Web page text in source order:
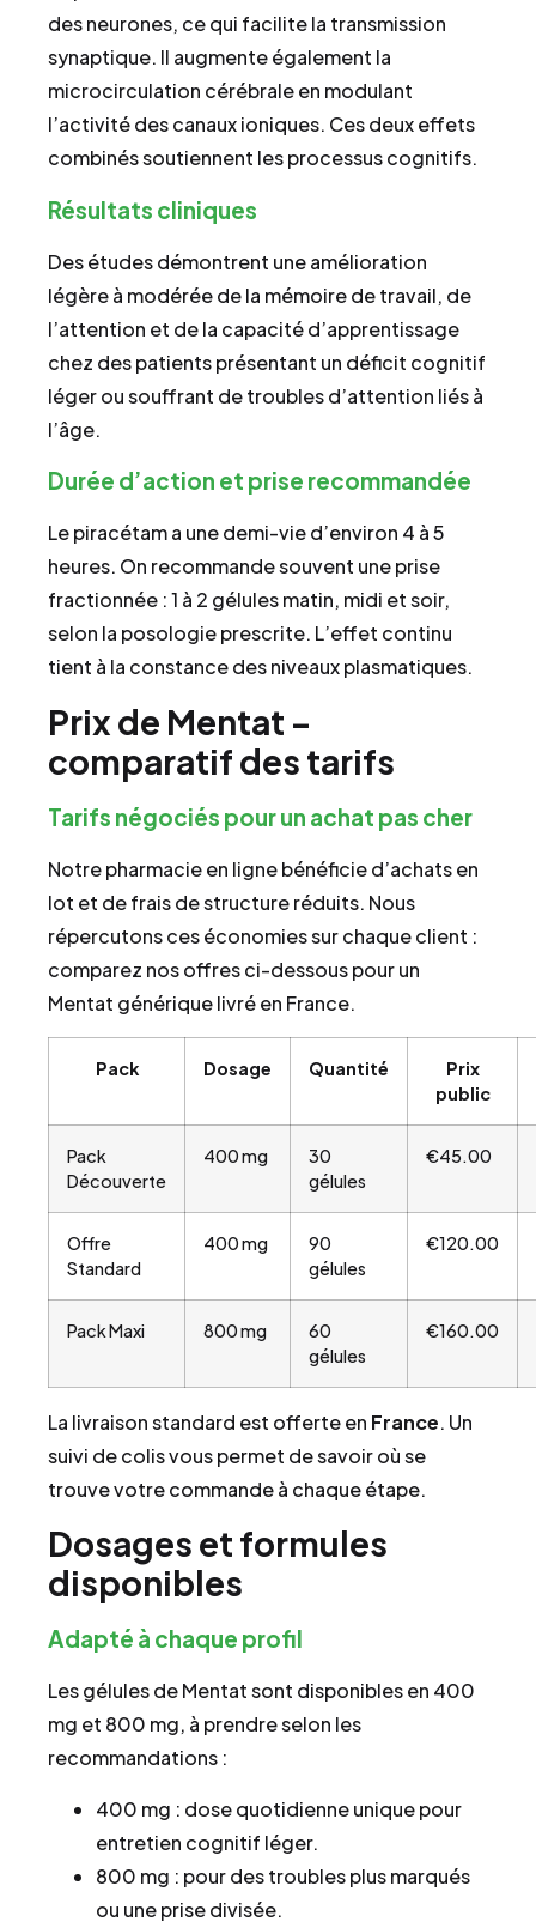
des neurones, ce qui facilite la transmission
synaptique. Il augmente également la
microcirculation cérébrale en modulant
l’activité des canaux ioniques. Ces deux effets
combinés soutiennent les processus cognitifs.
Résultats cliniques
Des études démontrent une amélioration
légère à modérée de la mémoire de travail, de
l’attention et de la capacité d’apprentissage
chez des patients présentant un déficit cognitif
léger ou souffrant de troubles d’attention liés à
l’âge.
Durée d’action et prise recommandée
Le piracétam a une demi-vie d’environ 4 à 5
heures. On recommande souvent une prise
fractionnée : 1 à 2 gélules matin, midi et soir,
selon la posologie prescrite. L’effet continu
tient à la constance des niveaux plasmatiques.
Prix de Mentat –
comparatif des tarifs
Tarifs négociés pour un achat pas cher
Notre pharmacie en ligne bénéficie d’achats en
lot et de frais de structure réduits. Nous
répercutons ces économies sur chaque client :
comparez nos offres ci-dessous pour un
Mentat générique livré en France.
Pack Dosage Quantité
Prix
public
Pack
Découverte
400 mg
30
gélules
€45.00
Offre
Standard
400 mg
90
gélules
€120.00
Pack Maxi 800 mg
60
gélules
€160.00
La livraison standard est offerte en France. Un
suivi de colis vous permet de savoir où se
trouve votre commande à chaque étape.
Dosages et formules
disponibles
Adapté à chaque profil
Les gélules de Mentat sont disponibles en 400
mg et 800 mg, à prendre selon les
recommandations :
400 mg : dose quotidienne unique pour
entretien cognitif léger.
800 mg : pour des troubles plus marqués
ou une prise divisée.